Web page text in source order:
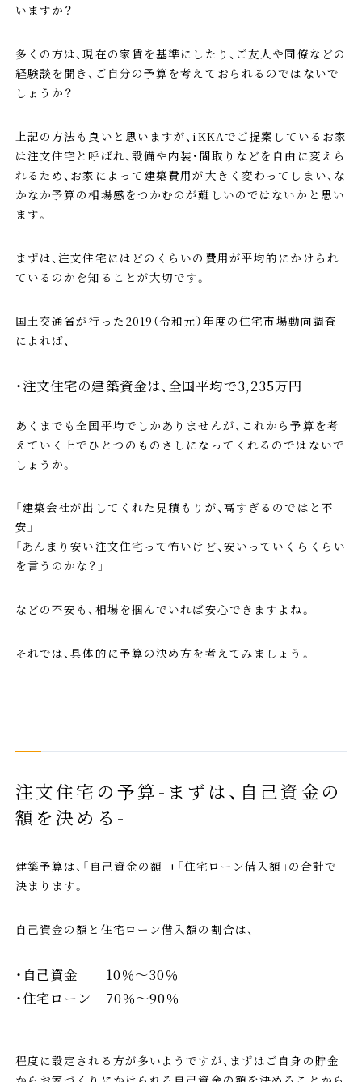
いますか？
多くの方は、現在の家賃を基準にしたり、ご友人や同僚などの
経験談を聞き、ご自分の予算を考えておられるのではないで
しょうか？
上記の方法も良いと思いますが、iKKAでご提案しているお家
は注文住宅と呼ばれ、設備や内装・間取りなどを自由に変えら
れるため、お家によって建築費用が大きく変わってしまい、な
かなか予算の相場感をつかむのが難しいのではないかと思い
ます。
まずは、注文住宅にはどのくらいの費用が平均的にかけられ
ているのかを知ることが大切です。
国土交通省が行った2019（令和元）年度の住宅市場動向調査
によれば、
・注文住宅の建築資金は、全国平均で3,235万円
あくまでも全国平均でしかありませんが、これから予算を考
えていく上でひとつのものさしになってくれるのではないで
しょうか。
「建築会社が出してくれた見積もりが、高すぎるのではと不
安」
「あんまり安い注文住宅って怖いけど、安いっていくらくらい
を言うのかな？」
などの不安も、相場を掴んでいれば安心できますよね。
それでは、具体的に予算の決め方を考えてみましょう。
注文住宅の予算-まずは、自己資金の
額を決める-
建築予算は、「自己資金の額」+「住宅ローン借入額」の合計で
決まります。
自己資金の額と住宅ローン借入額の割合は、
・自己資金 10％～30％
・住宅ローン 70％～90％
程度に設定される方が多いようですが、まずはご自身の貯金